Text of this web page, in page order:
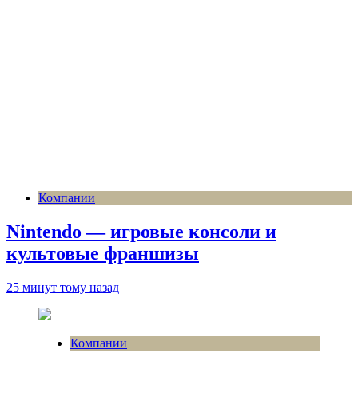
Компании
Nintendo — игровые консоли и
культовые франшизы
25 минут тому назад
Компании